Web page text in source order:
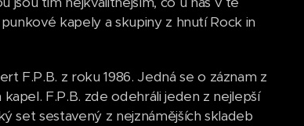
kapely a skupiny z hnutí Rock in
F.P.B. z roku 1986. Jedná se o záznam z
F.P.B. zde odehráli jeden z nejlepší
set sestavený z nejznámějších skladeb